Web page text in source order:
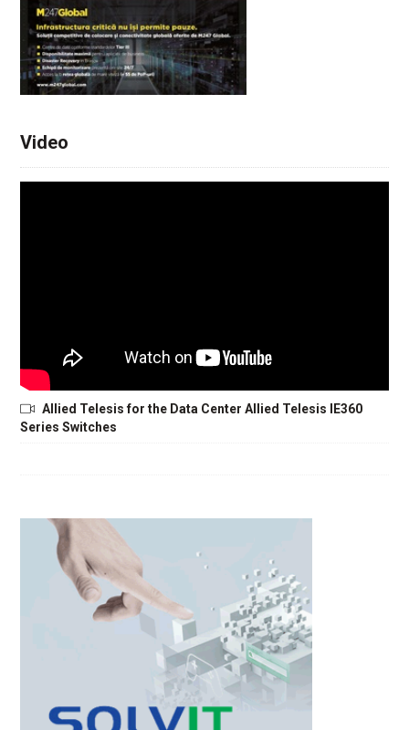
Video
Allied Telesis for the Data Center Allied Telesis IE360
Series Switches